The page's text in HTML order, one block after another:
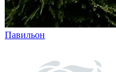
Павильон